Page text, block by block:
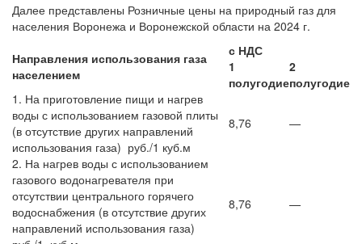
Далее представлены Розничные цены на природный газ для
населения Воронежа и Воронежской области на 2024 г.
Направления использования газа
населением
с НДС
1
полугодие
2
полугодие
1. На приготовление пищи и нагрев
воды с использованием газовой плиты
(в отсутствие других направлений
использования газа) руб./1 куб.м
8,76 —
2. На нагрев воды с использованием
газового водонагревателя при
отсутствии центрального горячего
водоснабжения (в отсутствие других
направлений использования газа)
8,76 —